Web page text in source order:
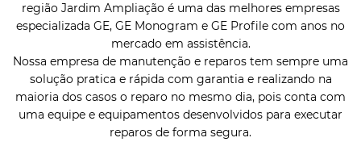
região Jardim Ampliação é uma das melhores empresas
especializada GE, GE Monogram e GE Profile com anos no
mercado em assistência.
Nossa empresa de manutenção e reparos tem sempre uma
solução pratica e rápida com garantia e realizando na
maioria dos casos o reparo no mesmo dia, pois conta com
uma equipe e equipamentos desenvolvidos para executar
reparos de forma segura.